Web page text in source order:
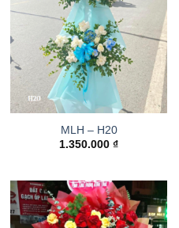
MLH – H20
1.350.000 ₫